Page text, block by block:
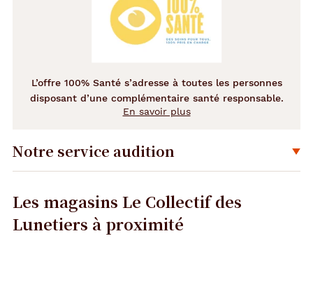
L’offre 100% Santé s’adresse à toutes les personnes
disposant d’une complémentaire santé responsable.
En savoir plus
Notre service audition
Déplier
Les magasins Le Collectif des
Lunetiers à proximité